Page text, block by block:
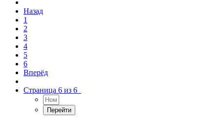
Назад
1
2
3
4
5
6
Вперёд
Страница 6 из 6